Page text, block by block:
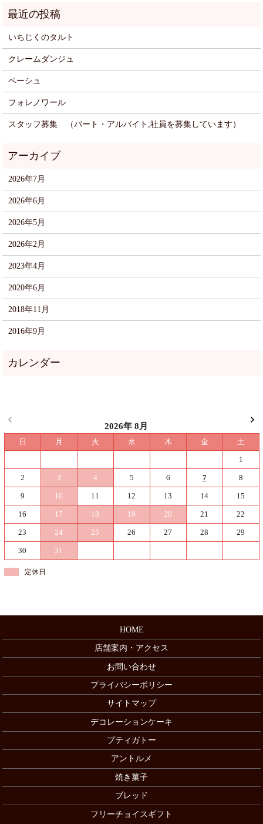
いちじくのタルト
クレームダンジュ
ペーシュ
フォレノワール
スタッフ募集 （パート・アルバイト,社員を募集しています）
2026年7月
2026年6月
2026年5月
2026年2月
2023年4月
2020年6月
2018年11月
2016年9月
2026年 8月
日 月 火 水 木 金
土
1
2 3 4 5 6 7 8
9 10 11 12 13 14 15
16 17 18 19 20 21 22
23 24 25 26 27 28 29
30 31
定休日
HOME
店舗案内・アクセス
お問い合わせ
プライバシーポリシー
サイトマップ
デコレーションケーキ
プティガトー
アントルメ
焼き菓子
ブレッド
フリーチョイスギフト